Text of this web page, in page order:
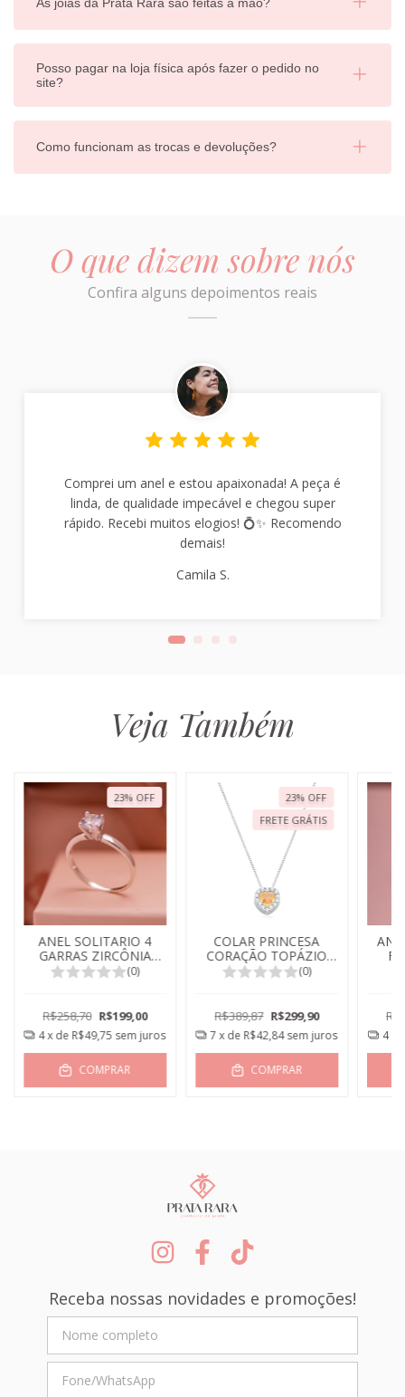
Posso pagar na loja física após fazer o pedido no
site?
Como funcionam as trocas e devoluções?
O que dizem sobre nós
Confira alguns depoimentos reais
Comprei um anel e estou apaixonada! A peça é
linda, de qualidade impecável e chegou super
rápido. Recebi muitos elogios! 💍✨ Recomendo
demais!
Camila S.
Veja Também
23% OFF
ANEL SOLITARIO 4
GARRAS ZIRCÔNIA
CRISTAL (0)
R$258,70 R$199,00
4x de R$49,75 sem juros
COMPRAR
23% OFF
FRETE GRÁTIS
COLAR PRINCESA
CORAÇÃO TOPÁZIO
IMPERIAL (0)
R$389,87 R$299,90
7 x de R$42,84sem juros
COMPRAR
4
Receba nossas novidades e promoções!